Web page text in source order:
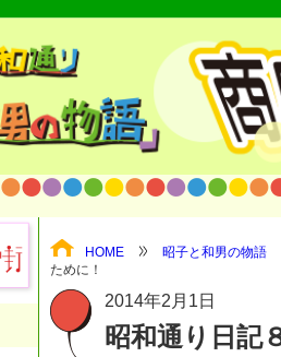
HOME
昭子と和男の物語
ために！
2014年2月1日
昭和通り日